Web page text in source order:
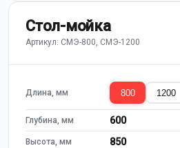
Стол-мойка
Артикул: СМЭ-800, СМЭ-1200
Длина, мм 800 1200
Глубина, мм 600
Высота, мм 850